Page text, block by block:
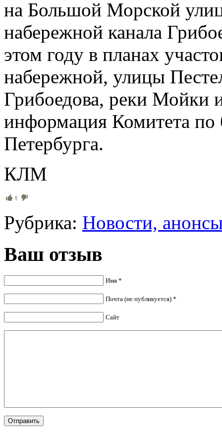
на Большой Морской
набережной канала
этом году в планах
набережной, улицы
Грибоедова, реки Мойки
информация Комитета по
Петербурга.
КЛМ
1
Рубрика: Новости,
Ваш отзыв
Имя *
Почта (не публикуется) *
Сайт